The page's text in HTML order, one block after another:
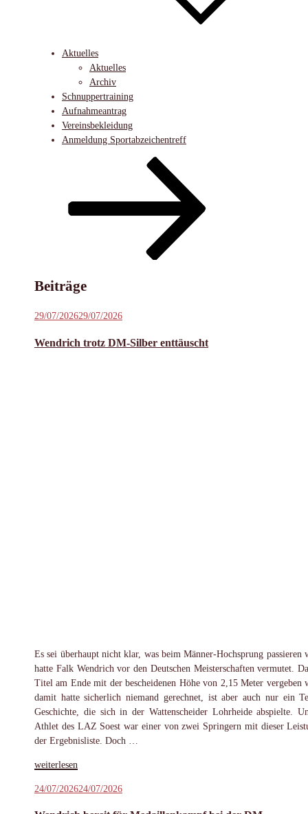
Aktuelles
Aktuelles
Archiv
Schnuppertraining
Aufnahmeantrag
Vereinsbekleidung
Anmeldung Sportabzeichentreff
Beiträge
Veröffentlicht
29/07/202629/07/2026
Wendrich trotz DM-Silber enttäuscht
Es sei überhaupt nicht klar, was beim Männer-Hochsprung passieren
hatte Falk Wendrich vor den Deutschen Meisterschaften vermutet.
Titel am Ende mit der bescheidenen Höhe von 2,15 Meter vergeben
damit hatte sicherlich niemand gerechnet, ist aber auch nur ein
Geschichte, die sich in der Wattenscheider Lohrheide abspielte.
Athlet des LAZ Soest war einer von zwei Springern mit dieser
der Ergebnisliste. Doch …
„Wendrich
DM-
weiterlesen
Veröffentlicht
24/07/202624/07/2026